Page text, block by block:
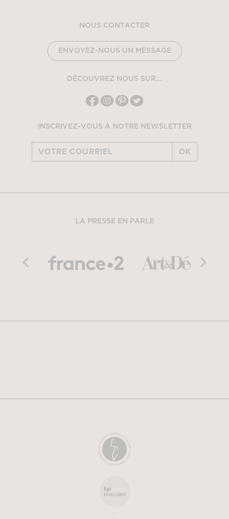
NOUS CONTACTER
ENVOYEZ-NOUS UN MESSAGE
DÉCOUVREZ NOUS SUR...
INSCRIVEZ-VOUS À NOTRE NEWSLETTER
OK
LA PRESSE EN PARLE